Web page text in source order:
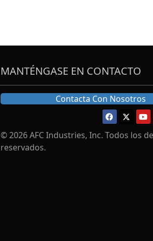
MANTÉNGASE EN CONTACTO
Contacta Con Nosotros
© 2026 AFC Industries, Inc. Todos los
reservados.